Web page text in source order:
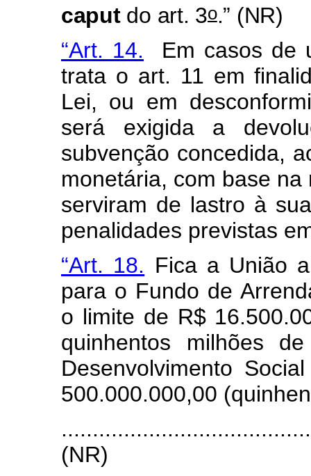
caputdo art. 3o.” (NR)
“Art. 14. Em casos de
trata o art. 11 em
Lei, ou em
será exigida a
subvenção concedida,
monetária, com base
serviram de lastro à
penalidades previstas
“Art. 18. Fica a União
para o Fundo de
o limite de R$
quinhentos milhões
Desenvolvimento
500.000.000,00
(NR)